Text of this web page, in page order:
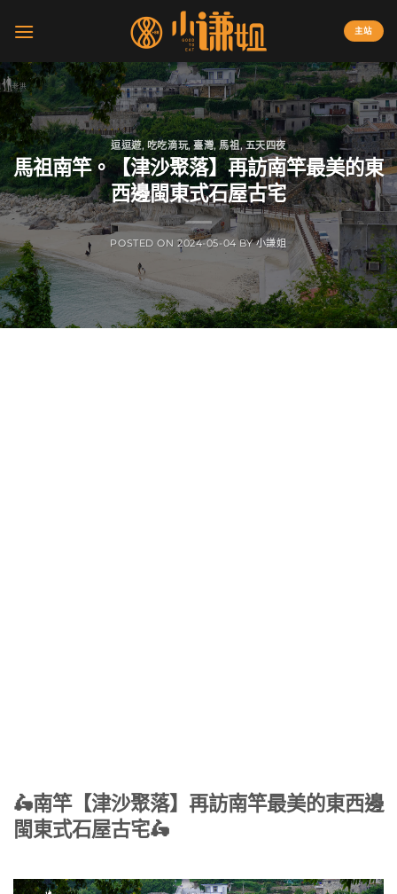
主站
逗逗遊, 吃吃滴玩,臺灣,馬祖 ,五天四夜
馬祖南竿。【津沙聚落】再訪南竿最美的東
西邊閩東式石屋古宅
POSTED ON2024-05-04 BY小謙姐
🛵南竿【津沙聚落】再訪南竿最美的東西邊
閩東式石屋古宅🛵